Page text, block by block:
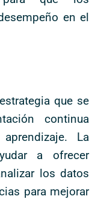
en el
que se
continua
La
a ofrecer
los datos
para mejorar